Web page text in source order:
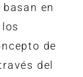
en
de
del